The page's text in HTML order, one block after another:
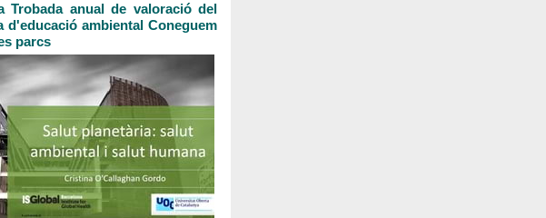
Trobada anual de valoració del
d'educació ambiental Coneguem
parcs